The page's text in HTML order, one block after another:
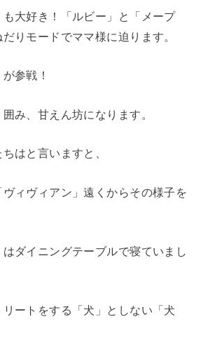
大好き！「ルビー」と「メープ
りモードでママ様に迫ります。
参戦！
み、甘えん坊になります。
はと言いますと、
ヴィヴィアン」遠くからその様子を
はダイニングテーブルで寝ていまし
リートをする「犬」としない「犬